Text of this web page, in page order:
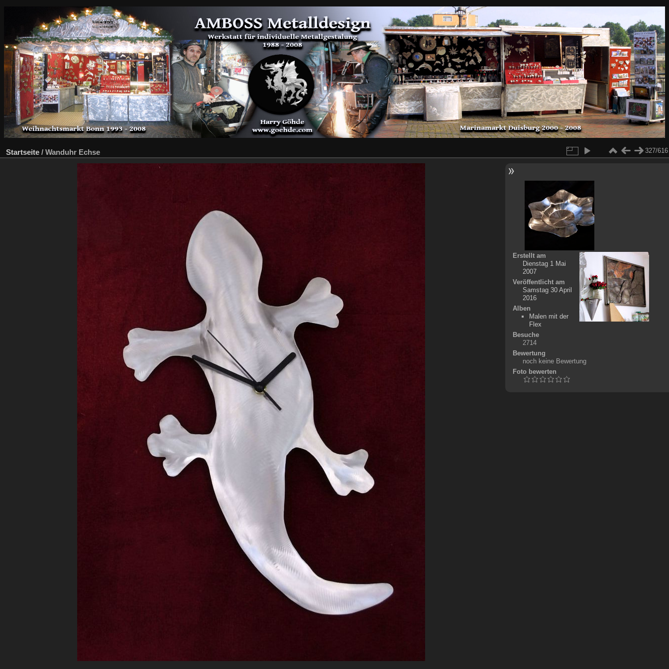
Startseite / Wanduhr Echse 327/616
Erstellt am
Dienstag 1 Mai
2007
Veröffentlicht am
Samstag 30 April
2016
Alben
Malen mit der
Flex
Besuche
2714
Bewertung
noch keine Bewertung
Foto bewerten